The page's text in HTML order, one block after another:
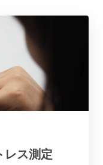
レス測定